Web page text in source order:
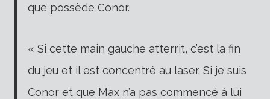
que possède Conor.
« Si cette main gauche atterrit, c’est la fin
du jeu et il est concentré au laser. Si je suis
Conor et que Max n’a pas commencé à lui